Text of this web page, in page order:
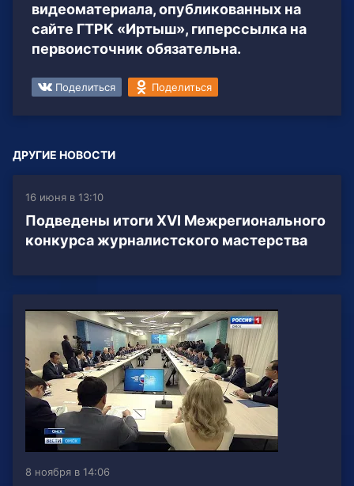
видеоматериала, опубликованных на
сайте ГТРК «Иртыш», гиперссылка на
первоисточник обязательна.
Поделиться Поделиться
ДРУГИЕ НОВОСТИ
16 июня в 13:10
Подведены итоги XVI Межрегионального
конкурса журналистского мастерства
8 ноября в 14:06